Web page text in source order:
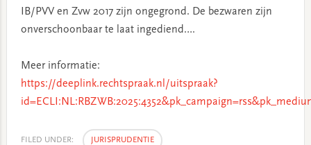
IB/PVV en Zvw 2017 zijn ongegrond. De bezwaren zijn
onverschoonbaar te laat ingediend….
Meer informatie:
https://deeplink.rechtspraak.nl/uitspraak?
FILED UNDER: JURISPRUDENTIE